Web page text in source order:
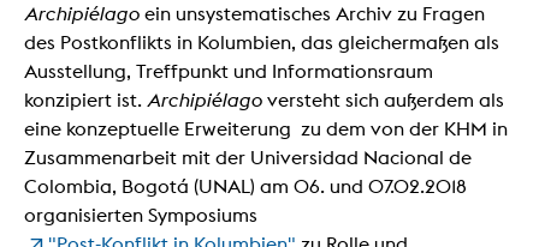
Archipiélago ein unsystematisches Archiv zu Fragen
des Postkonflikts in Kolumbien, das gleichermaßen als
Ausstellung, Treffpunkt und Informationsraum
konzipiert ist. Archipiélago versteht sich außerdem als
eine konzeptuelle Erweiterung zu dem von der KHM in
Zusammenarbeit mit der Universidad Nacional de
Colombia, Bogotá (UNAL) am 06. und 07.02.2018
organisierten Symposiums